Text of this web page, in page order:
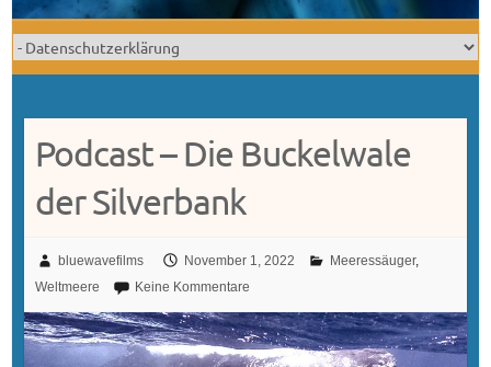
Podcast – Die Buckelwale
der Silverbank
bluewavefilms November 1, 2022 Meeressäuger,
Weltmeere
Keine Kommentare